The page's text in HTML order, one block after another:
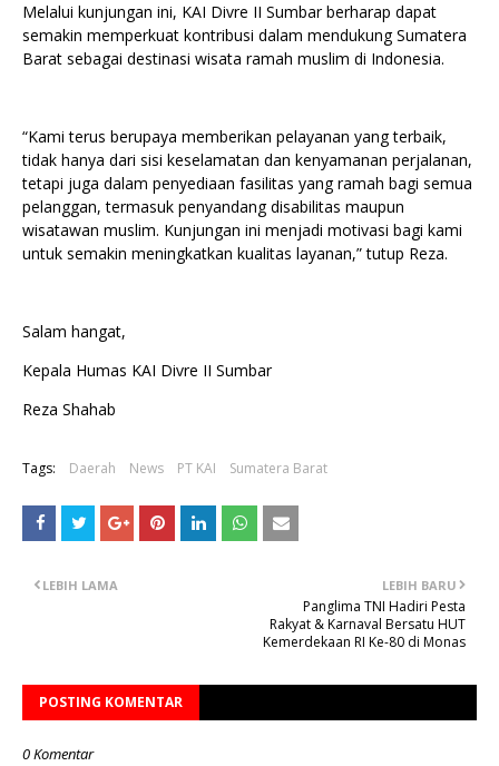
Melalui kunjungan ini, KAI Divre II Sumbar berharap dapat
semakin memperkuat kontribusi dalam mendukung Sumatera
Barat sebagai destinasi wisata ramah muslim di Indonesia.
“Kami terus berupaya memberikan pelayanan yang terbaik,
tidak hanya dari sisi keselamatan dan kenyamanan perjalanan,
tetapi juga dalam penyediaan fasilitas yang ramah bagi semua
pelanggan, termasuk penyandang disabilitas maupun
wisatawan muslim. Kunjungan ini menjadi motivasi bagi kami
untuk semakin meningkatkan kualitas layanan,” tutup Reza.
Salam hangat,
Kepala Humas KAI Divre II Sumbar
Reza Shahab
Tags: Daerah News PT KAI Sumatera Barat
LEBIH BARU
Panglima TNI Hadiri Pesta
Rakyat & Karnaval Bersatu HUT
Kemerdekaan RI Ke-80 di Monas
LEBIH LAMA
POSTING KOMENTAR
0 Komentar